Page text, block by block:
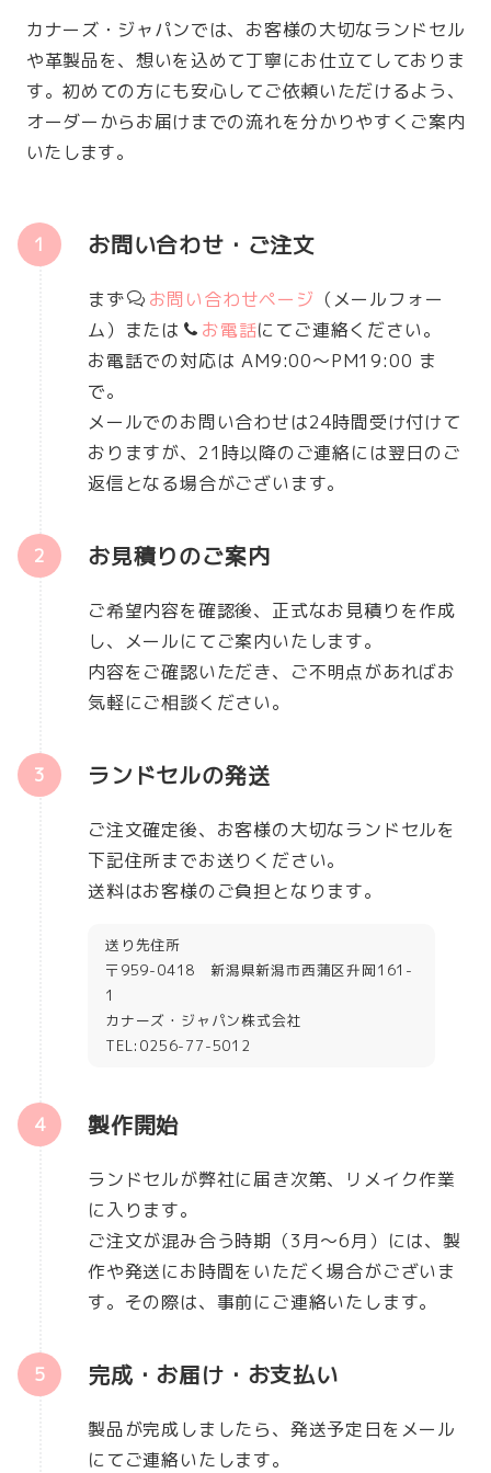
カナーズ・ジャパンでは、お客様の大切なランドセル
や革製品を、想いを込めて丁寧にお仕立てしておりま
す。初めての方にも安心してご依頼いただけるよう、
オーダーからお届けまでの流れを分かりやすくご案内
いたします。
お問い合わせ・ご注文
まず お問い合わせページ （メールフォー
ム）または
お電話にてご連絡ください。
お電話での対応は AM9:00～PM19:00 ま
で。
メールでのお問い合わせは24時間受け付けて
おりますが、21時以降のご連絡には翌日のご
返信となる場合がございます。
お見積りのご案内
ご希望内容を確認後、正式なお見積りを作成
し、メールにてご案内いたします。
内容をご確認いただき、ご不明点があればお
気軽にご相談ください。
ランドセルの発送
ご注文確定後、お客様の大切なランドセルを
下記住所までお送りください。
送料はお客様のご負担となります。
送り先住所
〒959-0418 新潟県新潟市西蒲区升岡161-
1
カナーズ・ジャパン株式会社
TEL:0256-77-5012
製作開始
ランドセルが弊社に届き次第、リメイク作業
に入ります。
ご注文が混み合う時期（3月～6月）には、製
作や発送にお時間をいただく場合がございま
す。その際は、事前にご連絡いたします。
完成・お届け・お支払い
製品が完成しましたら、発送予定日をメール
にてご連絡いたします。